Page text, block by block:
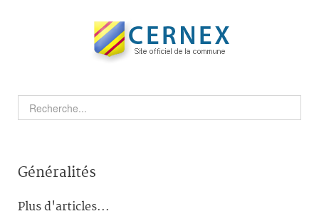
Généralités
Plus d'articles...